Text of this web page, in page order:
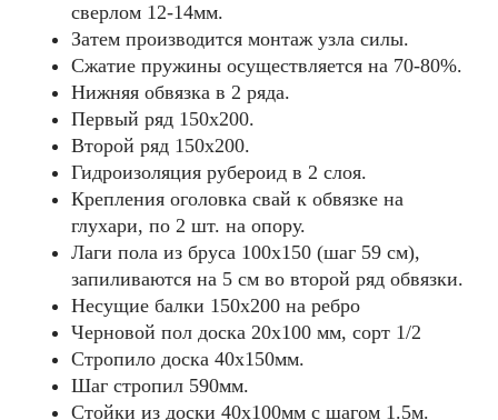
сверлом 12-14мм.
Затем производится монтаж узла силы.
Сжатие пружины осуществляется на 70-80%.
Нижняя обвязка в 2 ряда.
Первый ряд 150x200.
Второй ряд 150x200.
Гидроизоляция рубероид в 2 слоя.
Крепления оголовка свай к обвязке на
глухари, по 2 шт. на опору.
Лаги пола из бруса 100х150 (шаг 59 см),
запиливаются на 5 см во второй ряд обвязки.
Несущие балки 150x200 на ребро
Черновой пол доска 20х100 мм, сорт 1/2
Стропило доска 40x150мм.
Шаг стропил 590мм.
Стойки из доски 40х100мм с шагом 1.5м.